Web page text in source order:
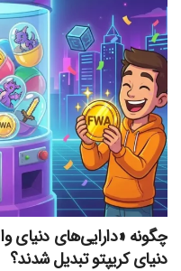
چگونه «دارایی‌های دنیای
دنیای کریپتو تبدیل شدند؟